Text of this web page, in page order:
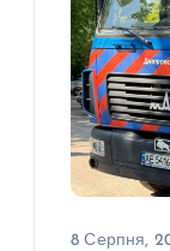
8 Серпня,